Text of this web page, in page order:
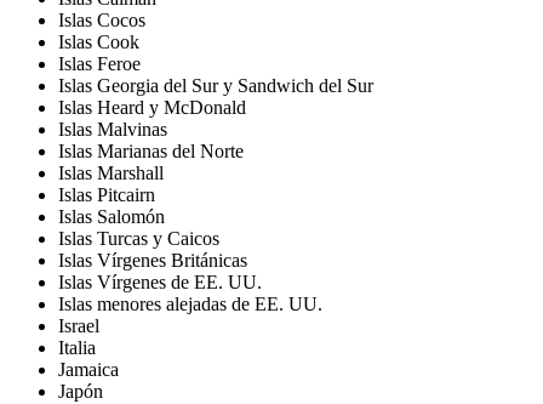
Islas Cocos
Islas Cook
Islas Feroe
Islas Georgia del Sur y Sandwich del Sur
Islas Heard y McDonald
Islas Malvinas
Islas Marianas del Norte
Islas Marshall
Islas Pitcairn
Islas Salomón
Islas Turcas y Caicos
Islas Vírgenes Británicas
Islas Vírgenes de EE. UU.
Islas menores alejadas de EE. UU.
Israel
Italia
Jamaica
Japón